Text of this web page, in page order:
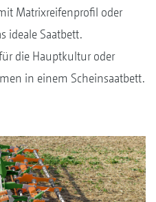
Matrixreifenprofil oder
ideale Saatbett.
die Hauptkultur oder
in einem Scheinsaatbett.